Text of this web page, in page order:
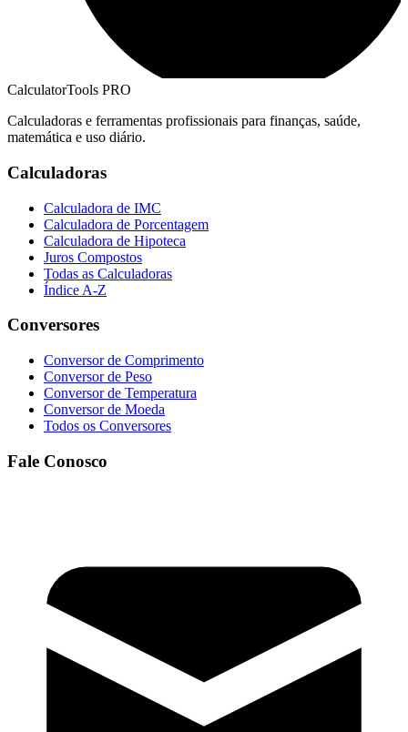
CalculatorTools PRO
Calculadoras e ferramentas profissionais para finanças, saúde,
matemática e uso diário.
Calculadoras
Calculadora de IMC
Calculadora de Porcentagem
Calculadora de Hipoteca
Juros Compostos
Todas as Calculadoras
Índice A-Z
Conversores
Conversor de Comprimento
Conversor de Peso
Conversor de Temperatura
Conversor de Moeda
Todos os Conversores
Fale Conosco